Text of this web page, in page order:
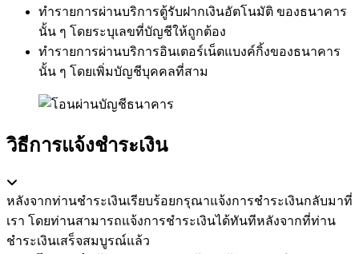
ทำรายการผ่านบริการตู้รับฝากเงินอัตโนมัติ ของธนาคาร
นั้น ๆ โดยระบุเลขที่บัญชีให้ถูกต้อง
ทำรายการผ่านบริการอินเตอร์เน็ตแบงค์กิ้งของธนาคาร
นั้น ๆ โดยเพิ่มบัญชีบุคคลที่สาม
วิธีการแจ้งชำระเงิน
หลังจากท่านชำระเงินเรียบร้อยกรุณาแจ้งการชำระเงินกลับมาที่
เรา โดยท่านสามารถแจ้งการชำระเงินได้ทันทีหลังจากที่ท่าน
ชำระเงินเสร็จสมบูรณ์แล้ว